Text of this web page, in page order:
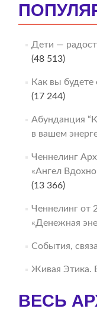
Дети —
(48 513)
Как вы
(17 244)
Абунданция
в вашем
Ченнелинг
«Ангел
(13 366)
Ченнелинг от
«Денежная
События,
Живая
ВЕСЬ